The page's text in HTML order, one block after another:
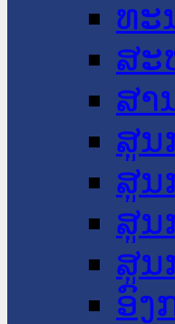
ທະ
ສະ
ສາ
ສູນ
ສູນ
ສູນ
ສູນ
ອົງ